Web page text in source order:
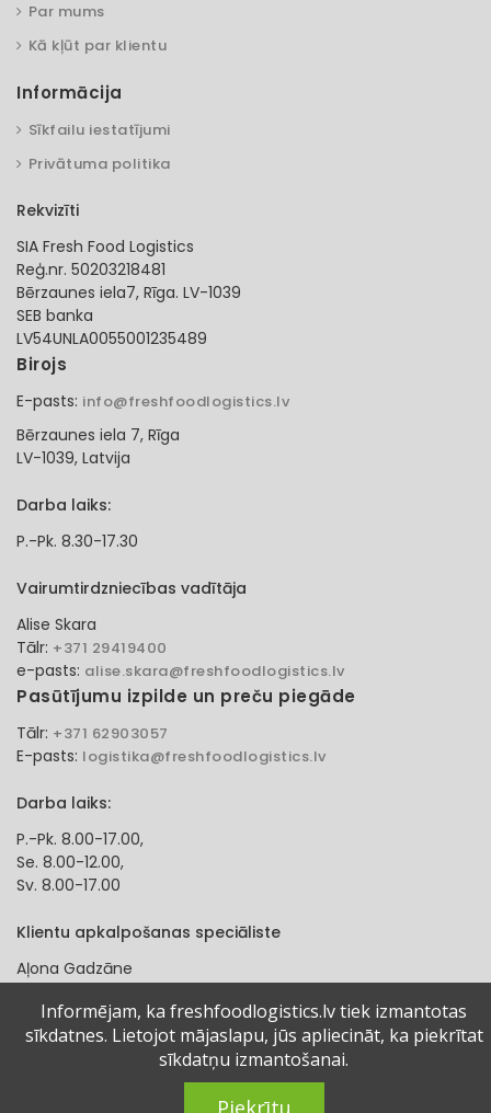
Par mums
Kā kļūt par klientu
Informācija
Sīkfailu iestatījumi
Privātuma politika
Rekvizīti
SIA Fresh Food Logistics
Reģ.nr. 50203218481
Bērzaunes iela7, Rīga. LV-1039
SEB banka
LV54UNLA0055001235489
Birojs
E-pasts: info@freshfoodlogistics.lv
Bērzaunes iela 7, Rīga
LV-1039, Latvija
Darba laiks:
P.-Pk. 8.30-17.30
Vairumtirdzniecības vadītāja
Alise Skara
Tālr: +371 29419400
e-pasts: alise.skara@freshfoodlogistics.lv
Pasūtījumu izpilde un preču piegāde
Tālr: +371 62903057
E-pasts: logistika@freshfoodlogistics.lv
Darba laiks:
P.-Pk. 8.00-17.00,
Se. 8.00-12.00,
Sv. 8.00-17.00
Klientu apkalpošanas speciāliste
Aļona Gadzāne
e-pasts:alona.gadzane@freshfoodlogistics.lv
© 2024 Fresh Food Logistics SIA. Visas tiesības aizsargātas.
Informējam, ka freshfoodlogistics.lv tiek izmantotas
sīkdatnes. Lietojot mājaslapu, jūs apliecināt, ka piekrītat
sīkdatņu izmantošanai.
Piekrītu